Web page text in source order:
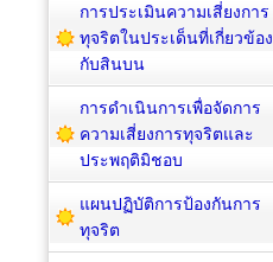
การประเมินความเสี่ยงการ
ทุจริตในประเด็นที่เกี่ยวข้อง
กับสินบน
การดำเนินการเพื่อจัดการ
ความเสี่ยงการทุจริตและ
ประพฤติมิชอบ
แผนปฏิบัติการป้องกันการ
ทุจริต